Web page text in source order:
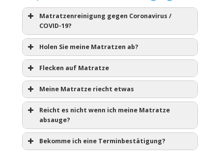
Matratzenreinigung gegen Coronavirus /
COVID-19?
Holen Sie meine Matratzen ab?
Flecken auf Matratze
Meine Matratze riecht etwas
Reicht es nicht wenn ich meine Matratze
absauge?
Bekomme ich eine Terminbestätigung?